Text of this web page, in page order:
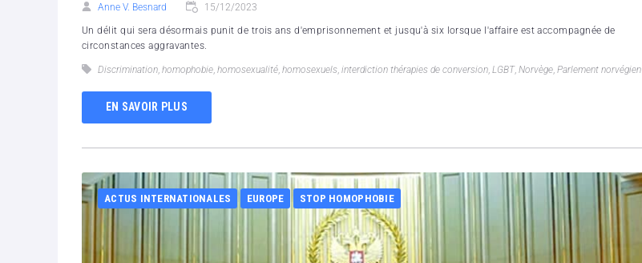
Anne V. Besnard 15/12/2023
Un délit qui sera désormais punit de trois ans d'emprisonnement et jusqu'à six lorsque l'affaire est accompagnée de
circonstances aggravantes.
Discrimination, homophobie, homosexualité, homosexuels, interdiction thérapies de conversion, LGBT, Norvège, Parlement norvégien
EN SAVOIR PLUS
ACTUS INTERNATIONALES EUROPE STOP HOMOPHOBIE